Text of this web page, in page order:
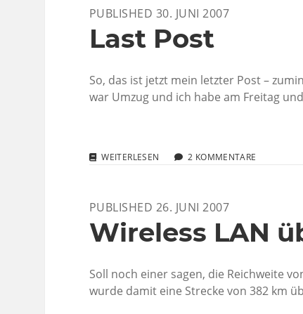
PUBLISHED 30. JUNI 2007
Last Post
So, das ist jetzt mein letzter Post –
war Umzug und ich habe am Freitag
WEITERLESEN LAST
2 KOMMENTARE
PUBLISHED 26. JUNI 2007
Wireless LAN
Soll noch einer sagen, die Reichweite
wurde damit eine Strecke von 382 km